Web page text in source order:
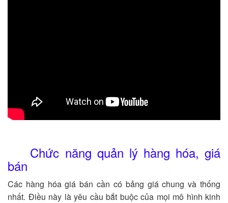
Chức năng quản lý hàng hóa, giá
bán
Các hàng hóa giá bán cần có bảng giá chung và thống
nhất. Điều này là yêu cầu bắt buộc của mọi mô hình kinh